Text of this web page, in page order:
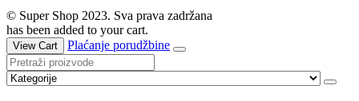
© Super Shop 2023. Sva prava zadržana
has been added to your cart.
View Cart Plaćanje porudžbine